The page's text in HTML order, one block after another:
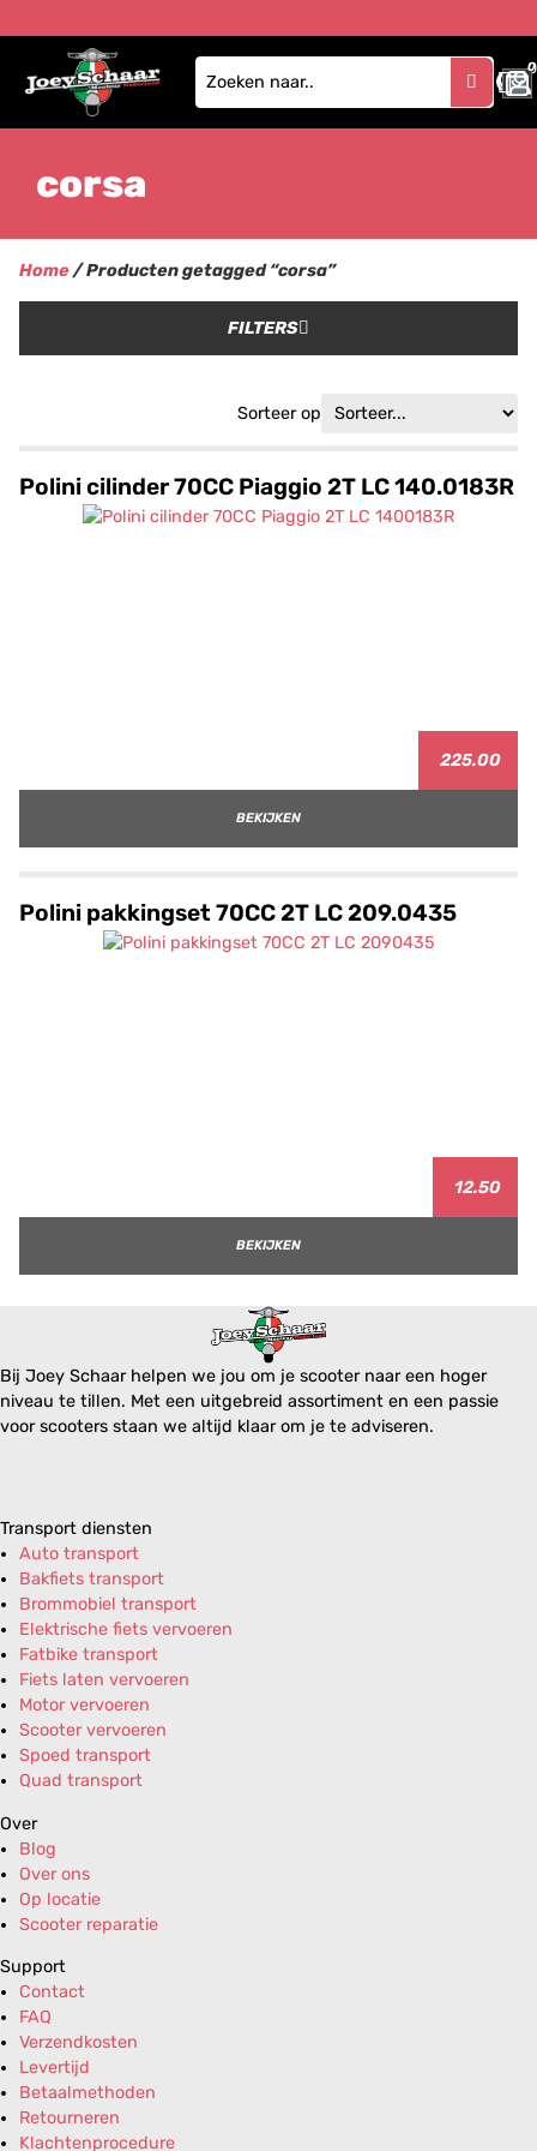
0
0
corsa
Home/ Producten getagged “corsa”
FILTERS
Sorteer op
Polini cilinder 70CC Piaggio 2T LC 140.0183R
225.00
BEKIJKEN
Polini pakkingset 70CC 2T LC 209.0435
12.50
BEKIJKEN
Bij Joey Schaar helpen we jou om je scooter naar een hoger
niveau te tillen. Met een uitgebreid assortiment en een passie
voor scooters staan we altijd klaar om je te adviseren.
Transport diensten
Auto transport
Bakfiets transport
Brommobiel transport
Elektrische fiets vervoeren
Fatbike transport
Fiets laten vervoeren
Motor vervoeren
Scooter vervoeren
Spoed transport
Quad transport
Over
Blog
Over ons
Op locatie
Scooter reparatie
Support
Contact
FAQ
Verzendkosten
Levertijd
Betaalmethoden
Retourneren
Klachtenprocedure